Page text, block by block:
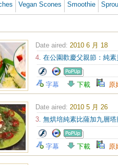
Vegan Scones Smoothie
Date aired: 2010 6 月 18
4. 在公園歡慶父親節：純
字幕 下載 原
Date aired: 2010 5 月 26
3. 無烘培純素比薩加九層
字幕 下載 原